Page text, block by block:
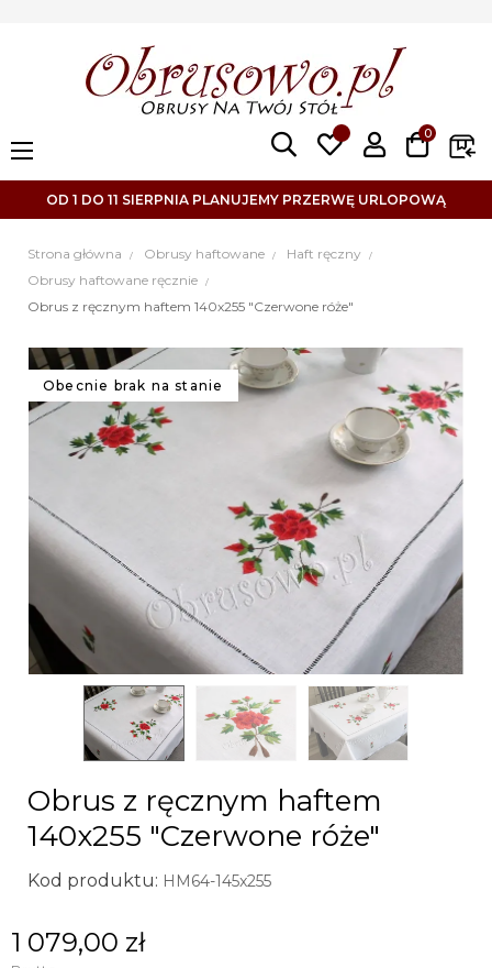
0
Toggle
navigation
☰
OD 1 DO 11 SIERPNIA PLANUJEMY PRZERWĘ URLOPOWĄ
Strona główna Obrusy haftowane
Haft ręczny
Obrusy haftowane ręcznie
Obrus z ręcznym haftem 140x255 "Czerwone róże"
Obecnie brak na stanie
Obrus z ręcznym haftem
140x255 "Czerwone róże"
Kod produktu: HM64-145x255
1 079,00 zł